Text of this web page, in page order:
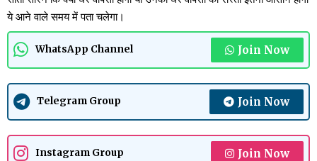
ये आने वाले समय में पता चलेगा।
WhatsApp Channel Join Now
Telegram Group Join Now
Instagram Group Join Now